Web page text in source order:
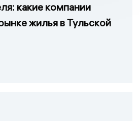
какие компании
жилья в Тульской